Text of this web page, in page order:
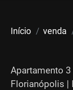
Início venda
Apartamento
Florianópolis |